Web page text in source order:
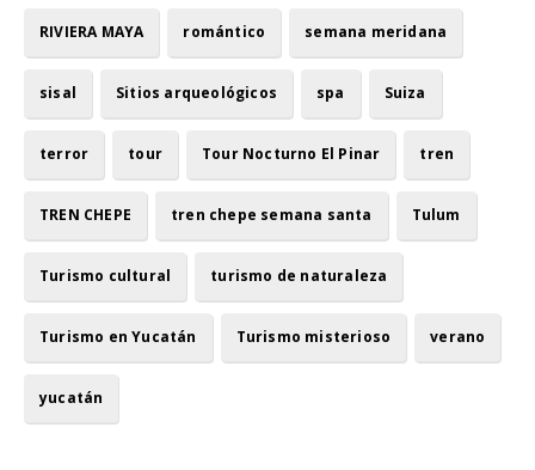
RIVIERA MAYA romántico semana meridana
sisal Sitios arqueológicos spa Suiza
terror tour Tour Nocturno El Pinar tren
TREN CHEPE tren chepe semana santa Tulum
Turismo cultural turismo de naturaleza
Turismo en Yucatán Turismo misterioso verano
yucatán